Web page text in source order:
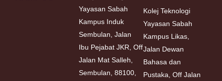
Yayasan Sabah
Kampus Induk
Sembulan, Jalan
Ibu Pejabat JKR, Off
Jalan Mat Salleh,
Sembulan, 88100,
Kolej Teknologi
Yayasan Sabah
Kampus Likas,
Jalan Dewan
Bahasa dan
Pustaka, Off Jalan